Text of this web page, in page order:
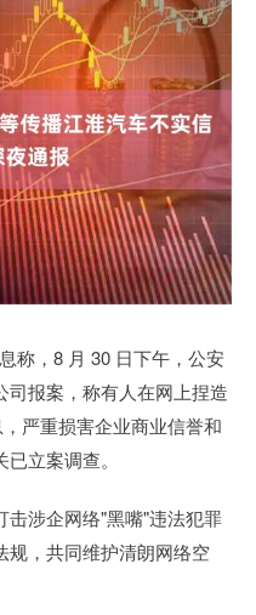
称，8 月 30 日下午，公安
报案，称有人在网上捏造
严重损害企业商业信誉和
立案调查。
击涉企网络"黑嘴"违法犯罪
规，共同维护清朗网络空